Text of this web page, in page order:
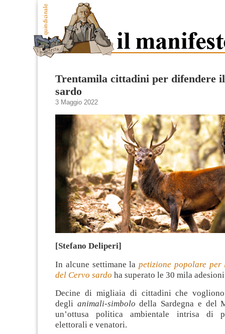
Trentamila cittadini per difendere
sardo
3 Maggio 2022
[Stefano Deliperi]
In alcune settimane la petizione popolare
del Cervo sardo ha superato le 30 mila
Decine di migliaia di cittadini che
degli animali-simbolo della Sardegna e del
un’ottusa politica ambientale intrisa di
elettorali e venatori.